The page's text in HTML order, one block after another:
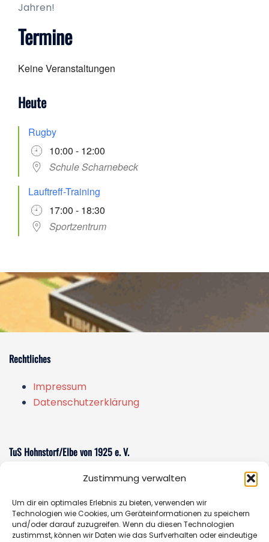
Zustimmung verwalten
Um dir ein optimales Erlebnis zu bieten, verwenden wir
Technologien wie Cookies, um Geräteinformationen zu speichern
und/oder darauf zuzugreifen. Wenn du diesen Technologien
zustimmst, können wir Daten wie das Surfverhalten oder eindeutige
Jahren!
Termine
Keine Veranstaltungen
Heute
Rugby
10:00 - 12:00
Schule Scharnebeck
Lauftreff-Training
17:00 - 18:30
Sportzentrum
Rechtliches
Impressum
Datenschutzerklärung
TuS Hohnstorf/Elbe von 1925 e. V.
Am Sportzentrum 1
E-Mail:sportverein@tus-hohnstorf.de